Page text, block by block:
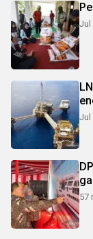
Jul
Jul
57